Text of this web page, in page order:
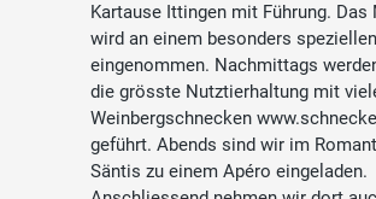
Kartause Ittingen mit Führung.
wird an einem besonders
eingenommen. Nachmittags
die grösste Nutztierhaltung mit
Weinbergschnecken
geführt. Abends sind wir im
Säntis zu einem Apéro eingeladen.